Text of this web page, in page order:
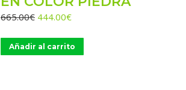
665.00€ El
original
era:
444.00€El
actual
es:
Añadir al carrito